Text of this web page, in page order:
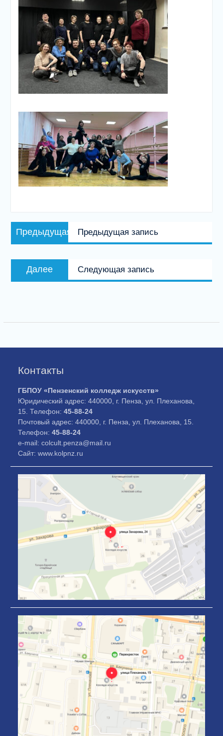
Навигация
по
Предыдущая
запись:
Предыдущая запись
Далее
запись:
Следующая запись
Контакты
ГБПОУ «Пензенский колледж искусств»
Юридический адрес: 440000, г. Пенза, ул. Плеханова,
15. Телефон:45-88-24
Почтовый адрес: 440000, г. Пенза, ул. Плеханова, 15.
Телефон:45-88-24
e-mail: colcult.penza@mail.ru
Сайт: www.kolpnz.ru